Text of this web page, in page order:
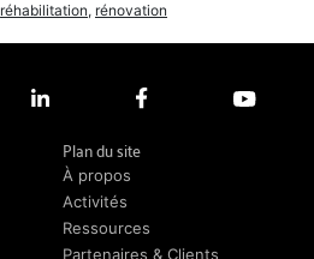
réhabilitation, rénovation
Plan du site
À propos
Activités
Ressources
Partenaires & Clients